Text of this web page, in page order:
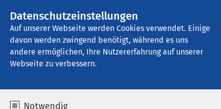
Datenschutzeinstellungen
Auf unserer Webseite werden Cookies verwendet. Einige
davon werden zwingend benötigt, während es uns
andere ermöglichen, Ihre Nutzererfahrung auf unserer
Webseite zu verbessern.
Notwendig
Startseite der AMEOS Gruppe Aktuelles Nachrichten